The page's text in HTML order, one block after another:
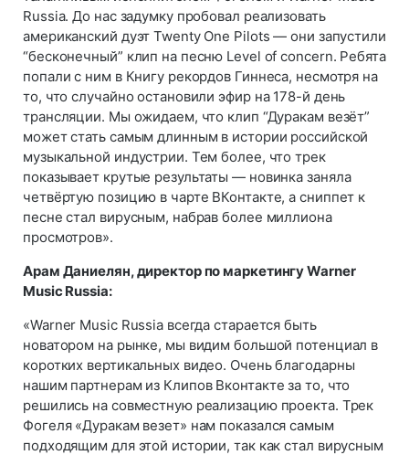
Russia. До нас задумку пробовал реализовать
американский дуэт Twenty One Pilots — они запустили
“бесконечный” клип на песню Level of concern. Ребята
попали с ним в Книгу рекордов Гиннеса, несмотря на
то, что случайно остановили эфир на 178-й день
трансляции. Мы ожидаем, что клип “Дуракам везёт”
может стать самым длинным в истории российской
музыкальной индустрии. Тем более, что трек
показывает крутые результаты — новинка заняла
четвёртую позицию в чарте ВКонтакте, а сниппет к
песне стал вирусным, набрав более миллиона
просмотров».
Арам Даниелян, директор по маркетингу Warner
Music Russia:
«Warner Music Russia всегда старается быть
новатором на рынке, мы видим большой потенциал в
коротких вертикальных видео. Очень благодарны
нашим партнерам из Клипов Вконтакте за то, что
решились на совместную реализацию проекта. Трек
Фогеля «Дуракам везет» нам показался самым
подходящим для этой истории, так как стал вирусным